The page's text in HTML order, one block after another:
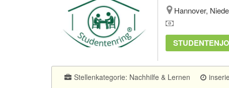
Hannover,
Stellenkategorie: Nachhilfe & Lernen